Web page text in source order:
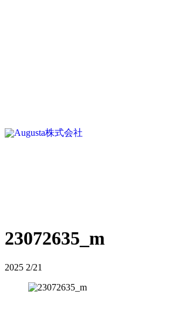
23072635_m
2025 2/21